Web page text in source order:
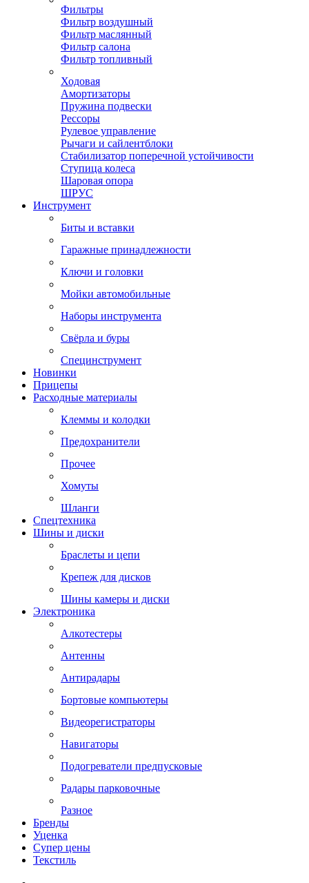
Фильтры
Фильтр воздушный
Фильтр маслянный
Фильтр салона
Фильтр топливный
Ходовая
Амортизаторы
Пружина подвески
Рессоры
Рулевое управление
Рычаги и сайлентблоки
Стабилизатор поперечной устойчивости
Ступица колеса
Шаровая опора
ШРУС
Инструмент
Биты и вставки
Гаражные принадлежности
Ключи и головки
Мойки автомобильные
Наборы инструмента
Свёрла и буры
Специнструмент
Новинки
Прицепы
Расходные материалы
Клеммы и колодки
Предохранители
Прочее
Хомуты
Шланги
Спецтехника
Шины и диски
Браслеты и цепи
Крепеж для дисков
Шины камеры и диски
Электроника
Алкотестеры
Антенны
Антирадары
Бортовые компьютеры
Видеорегистраторы
Навигаторы
Подогреватели предпусковые
Радары парковочные
Разное
Бренды
Уценка
Супер цены
Текстиль